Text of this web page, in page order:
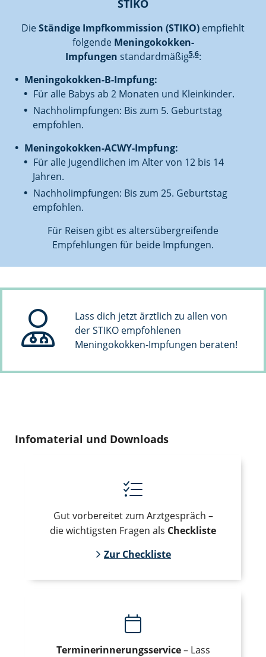
STIKO
DieStändige Impfkommission (STIKO) empfiehlt
folgendeMeningokokken-
Impfungen standardmäßig5,6:
Meningokokken-B-Impfung:
Für alle Babys ab 2 Monaten und Kleinkinder.
Nachholimpfungen: Bis zum 5. Geburtstag
empfohlen.
Meningokokken-ACWY-Impfung:
Für alle Jugendlichen im Alter von 12 bis 14
Jahren.
Nachholimpfungen: Bis zum 25. Geburtstag
empfohlen.
Für Reisen gibt es altersübergreifende
Empfehlungen für beide Impfungen.
Lass dich jetzt ärztlich zu allen von
der STIKO empfohlenen
Meningokokken-Impfungen beraten!
Infomaterial und Downloads
Gut vorbereitet zum Arztgespräch –
die wichtigsten Fragen als Checkliste
Zur Checkliste
Terminerinnerungsservice– Lass